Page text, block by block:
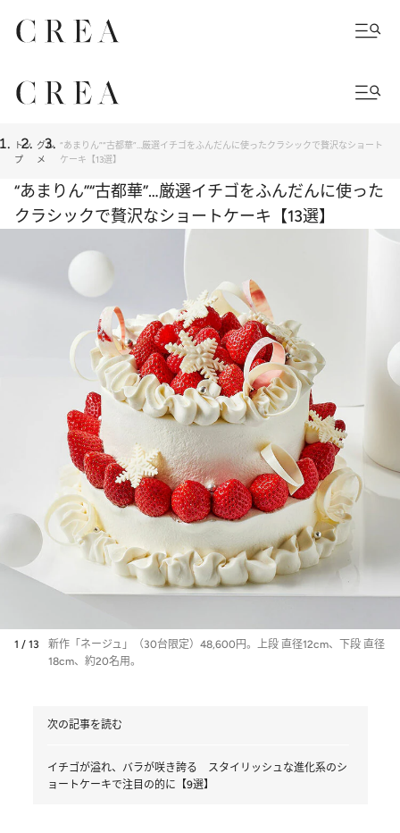
トッ
プ
グル
メ
“あまりん”“古都華”…厳選イチゴをふんだんに使ったクラシックで贅沢なショート
ケーキ【13選】
“あまりん”“古都華”…厳選イチゴをふんだんに使った
クラシックで贅沢なショートケーキ【13選】
1 / 13
新作「ネージュ」（30台限定）48,600円。上段 直径12cm、下段 直径
18cm、約20名用。
次の記事を読む
イチゴが溢れ、バラが咲き誇る スタイリッシュな進化系のシ
ョートケーキで注目の的に【9選】